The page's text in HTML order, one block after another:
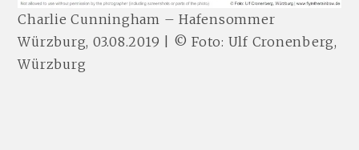
Charlie Cunningham – Hafensommer
Würzburg, 03.08.2019 | © Foto: Ulf Cronenberg,
Würzburg